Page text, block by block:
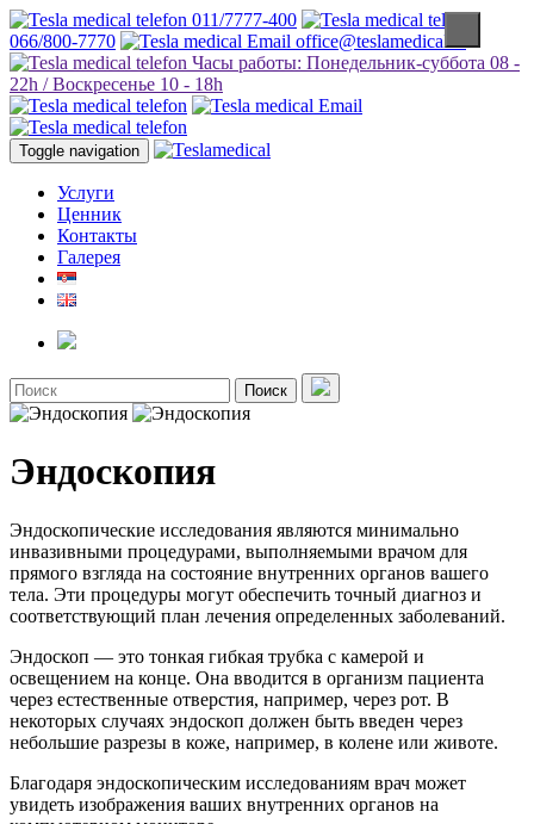
011/7777-400
066/800-7770
office@teslamedical.rs
Часы работы: Понедельник-суббота 08 -
22h / Воскресенье 10 - 18h
Toggle navigation
Услуги
Ценник
Контакты
Галерея
Поиск
Эндоскопия
Эндоскопические исследования являются минимально
инвазивными процедурами, выполняемыми врачом для
прямого взгляда на состояние внутренних органов вашего
тела. Эти процедуры могут обеспечить точный диагноз и
соответствующий план лечения определенных заболеваний.
Эндоскоп — это тонкая гибкая трубка с камерой и
освещением на конце. Она вводится в организм пациента
через естественные отверстия, например, через рот. В
некоторых случаях эндоскоп должен быть введен через
небольшие разрезы в коже, например, в колене или животе.
Благодаря эндоскопическим исследованиям врач может
увидеть изображения ваших внутренних органов на